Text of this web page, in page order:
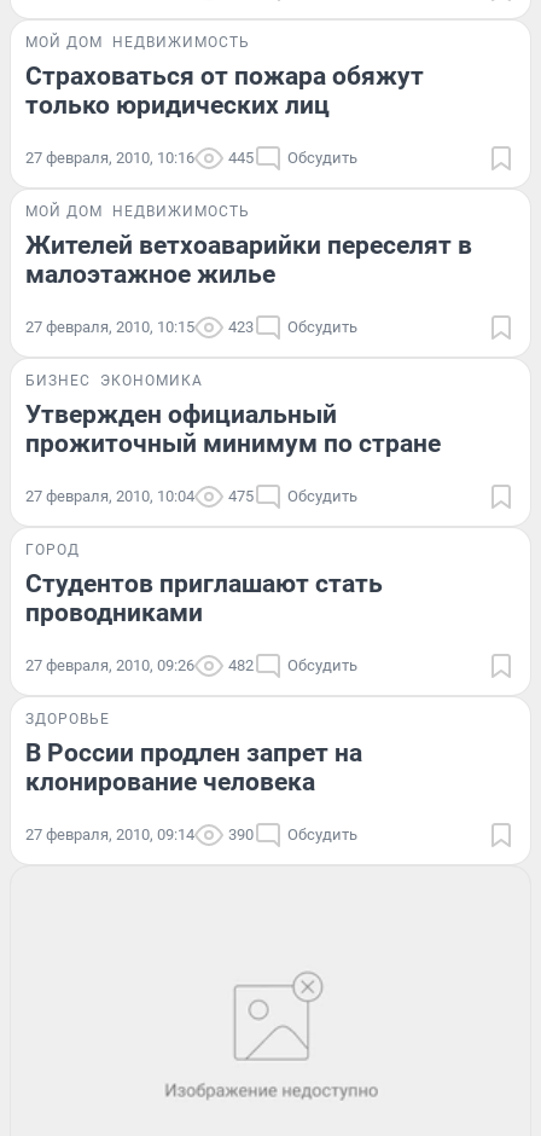
МОЙ ДОМ НЕДВИЖИМОСТЬ
Страховаться от пожара обяжут
только юридических лиц
27 февраля, 2010, 10:16 445 Обсудить
МОЙ ДОМ НЕДВИЖИМОСТЬ
Жителей ветхоаварийки переселят в
малоэтажное жилье
27 февраля, 2010, 10:15 423 Обсудить
БИЗНЕС ЭКОНОМИКА
Утвержден официальный
прожиточный минимум по стране
27 февраля, 2010, 10:04 475 Обсудить
ГОРОД
Студентов приглашают стать
проводниками
27 февраля, 2010, 09:26 482 Обсудить
ЗДОРОВЬЕ
В России продлен запрет на
клонирование человека
27 февраля, 2010, 09:14 390 Обсудить